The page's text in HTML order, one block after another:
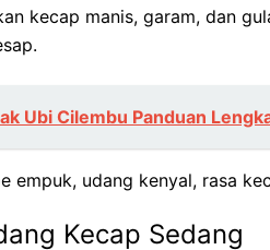
kecap manis, garam, dan
Ubi Cilembu Panduan
empuk, udang kenyal, rasa
Kecap Sedang